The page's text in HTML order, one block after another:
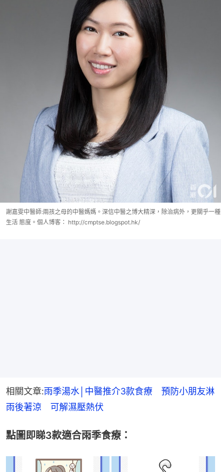
謝嘉雯中醫師:兩孩之母的中醫媽媽。深信中醫之博大精深，除治病外，更關乎一種
生活 態度。個人博客： http://cmptse.blogspot.hk/
相關文章:雨季湯水│中醫推介3款食療　預防小朋友淋
雨後著涼　可解濕壓熱伏
點圖即睇3款適合雨季食療：